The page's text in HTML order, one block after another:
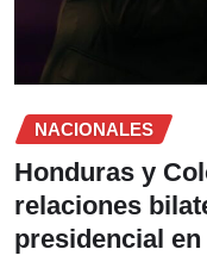
NACIONALES
Honduras y
relaciones
presidencial en